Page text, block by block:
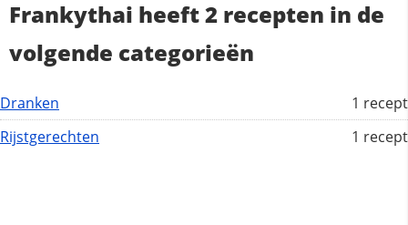
Frankythai heeft 2 recepten in de
volgende categorieën
1 recept
Dranken
1 recept
Rijstgerechten